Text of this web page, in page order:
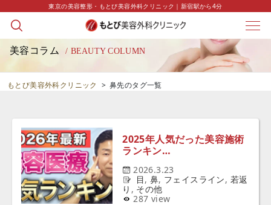
東京の美容整形・もとび美容外科クリニック｜新宿駅から4分
美容コラム / BEAUTY COLUMN
もとび美容外科クリニック > 鼻先のタグ一覧
2025年人気だった美容施術
ランキン…
2026.3.23
目, 鼻, フェイスライン, 若返
り , その他
287 view